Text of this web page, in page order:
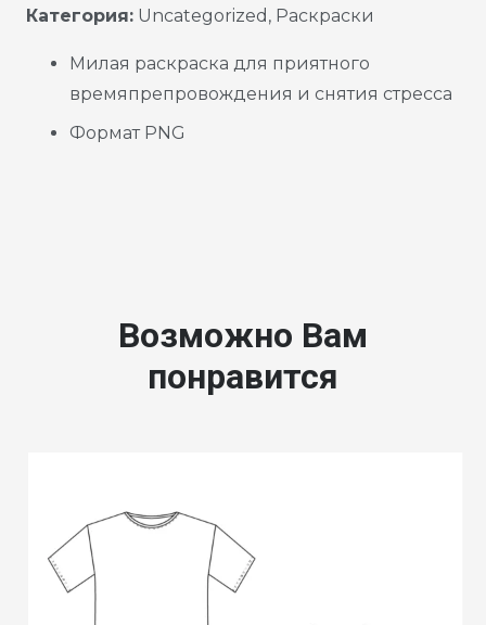
Категория: Uncategorized , Раскраски
Милая раскраска для приятного
времяпрепровождения и снятия стресса
Формат PNG
Возможно Вам
понравится